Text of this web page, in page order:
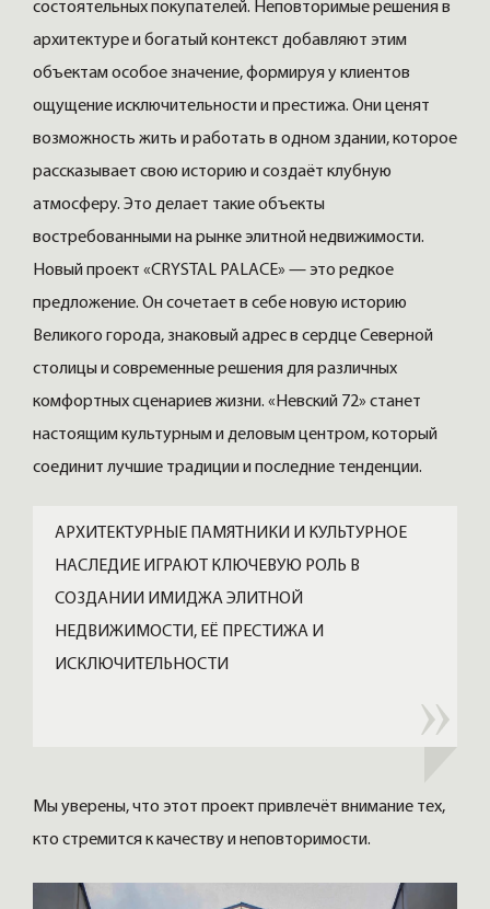
состоятельных покупателей. Неповторимые решения в
архитектуре и богатый контекст добавляют этим
объектам особое значение, формируя у клиентов
ощущение исключительности и престижа. Они ценят
возможность жить и работать в одном здании, которое
рассказывает свою историю и создаёт клубную
атмосферу. Это делает такие объекты
востребованными на рынке элитной недвижимости.
Новый проект «CRYSTAL PALACE» — это редкое
предложение. Он сочетает в себе новую историю
Великого города, знаковый адрес в сердце Северной
столицы и современные решения для различных
комфортных сценариев жизни. «Невский 72» станет
настоящим культурным и деловым центром, который
соединит лучшие традиции и последние тенденции.
АРХИТЕКТУРНЫЕ ПАМЯТНИКИ И КУЛЬТУРНОЕ
НАСЛЕДИЕ ИГРАЮТ КЛЮЧЕВУЮ РОЛЬ В
СОЗДАНИИ ИМИДЖА ЭЛИТНОЙ
НЕДВИЖИМОСТИ, ЕЁ ПРЕСТИЖА И
ИСКЛЮЧИТЕЛЬНОСТИ
Мы уверены, что этот проект привлечёт внимание тех,
кто стремится к качеству и неповторимости.